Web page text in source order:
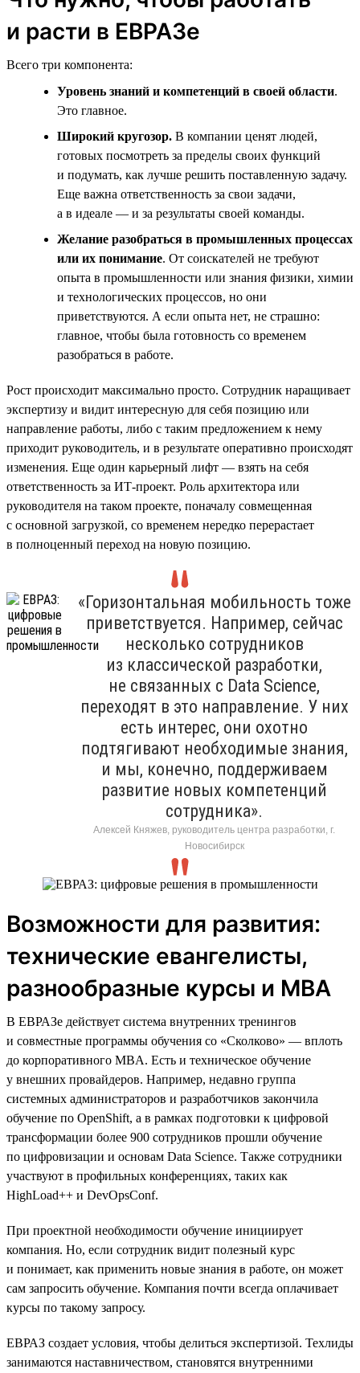
и расти в ЕВРАЗе
Всего три компонента:
Уровень знаний и компетенций в своей области.
Это главное.
Широкий кругозор. В компании ценят людей,
готовых посмотреть за пределы своих функций
и подумать, как лучше решить поставленную задачу.
Еще важна ответственность за свои задачи,
а в идеале — и за результаты своей команды.
Желание разобраться в промышленных процессах
или их понимание. От соискателей не требуют
опыта в промышленности или знания физики, химии
и технологических процессов, но они
приветствуются. А если опыта нет, не страшно:
главное, чтобы была готовность со временем
разобраться в работе.
Рост происходит максимально просто. Сотрудник наращивает
экспертизу и видит интересную для себя позицию или
направление работы, либо с таким предложением к нему
приходит руководитель, и в результате оперативно происходят
изменения. Еще один карьерный лифт — взять на себя
ответственность за ИТ-проект. Роль архитектора или
руководителя на таком проекте, поначалу совмещенная
с основной загрузкой, со временем нередко перерастает
в полноценный переход на новую позицию.
«Горизонтальная мобильность тоже
приветствуется. Например, сейчас
несколько сотрудников
из классической разработки,
не связанных с Data Science,
переходят в это направление. У них
есть интерес, они охотно
подтягивают необходимые знания,
и мы, конечно, поддерживаем
развитие новых компетенций
сотрудника».
Алексей Княжев, руководитель центра разработки, г.
Новосибирск
Возможности для развития:
технические евангелисты,
разнообразные курсы и MBA
В ЕВРАЗе действует система внутренних тренингов
и совместные программы обучения со «Сколково» — вплоть
до корпоративного MBA. Есть и техническое обучение
у внешних провайдеров. Например, недавно группа
системных администраторов и разработчиков закончила
обучение по OpenShift, а в рамках подготовки к цифровой
трансформации более 900 сотрудников прошли обучение
по цифровизации и основам Data Science. Также сотрудники
участвуют в профильных конференциях, таких как
HighLoad++ и DevOpsConf.
При проектной необходимости обучение инициирует
компания. Но, если сотрудник видит полезный курс
и понимает, как применить новые знания в работе, он может
сам запросить обучение. Компания почти всегда оплачивает
курсы по такому запросу.
ЕВРАЗ создает условия, чтобы делиться экспертизой. Техлиды
занимаются наставничеством, становятся внутренними